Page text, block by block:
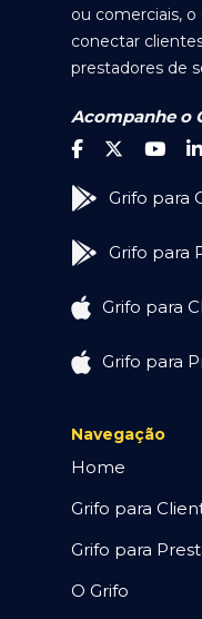
ou comerciais, o
conectar
prestadores de
Acompanhe o
Grifo para
Grifo para
Grifo para
Grifo para
Navegação
Home
Grifo para
Grifo para
O Grifo